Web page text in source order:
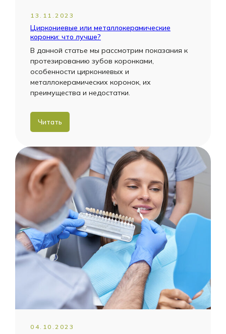
13.11.2023
Циркониевые или металлокерамические
коронки: что лучше?
В данной статье мы рассмотрим показания к
протезированию зубов коронками,
особенности циркониевых и
металлокерамических коронок, их
преимущества и недостатки.
Читать
04.10.2023